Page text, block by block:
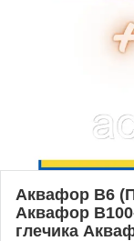
Аквафор В6
Аквафор
глечика